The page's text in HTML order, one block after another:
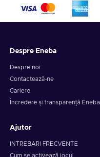
Despre Eneba
Despre noi
Contactează-ne
Cariere
Încredere și transparență Eneba
Ajutor
INTREBARI FRECVENTE
Cum se activează jocul